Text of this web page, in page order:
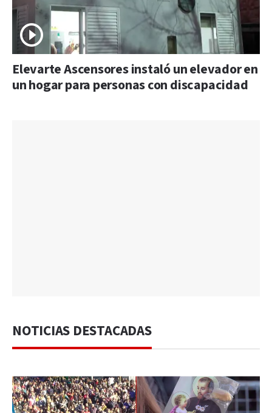
Elevarte Ascensores instaló un elevador en
un hogar para personas con discapacidad
NOTICIAS DESTACADAS